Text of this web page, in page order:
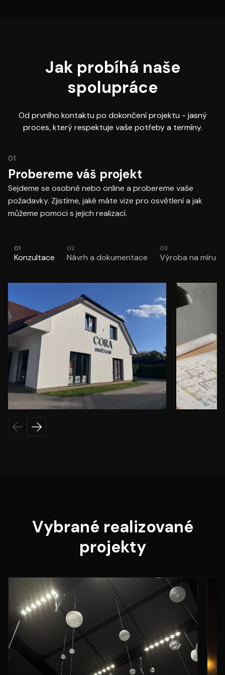
Jak probíhá naše
spolupráce
Od prvního kontaktu po dokončení projektu - jasný
proces, který respektuje vaše potřeby a termíny.
01
Probereme váš projekt
Sejdeme se osobně nebo online a probereme vaše
požadavky. Zjistíme, jaké máte vize pro osvětlení a jak
můžeme pomoci s jejich realizací.
01
Konzultace
02
Návrh a dokumentace
03
Výroba na míru
Vybrané realizované
projekty